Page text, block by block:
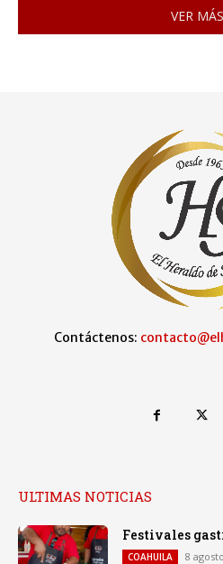
VER
Contáctenos:
ULTIMAS NOTICIAS
Festivales
COAHUILA 8